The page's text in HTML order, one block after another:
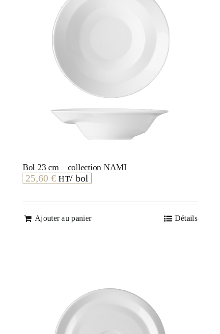
Bol 23 cm – collection NAMI
25,60 € HT/ bol
Ajouter au panier Détails